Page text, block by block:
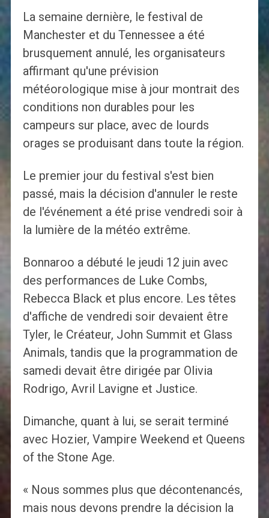
La semaine dernière, le festival de
Manchester et du Tennessee a été
brusquement annulé, les organisateurs
affirmant qu'une prévision
météorologique mise à jour montrait des
conditions non durables pour les
campeurs sur place, avec de lourds
orages se produisant dans toute la région.
Le premier jour du festival s'est bien
passé, mais la décision d'annuler le reste
de l'événement a été prise vendredi soir à
la lumière de la météo extrême.
Bonnaroo a débuté le jeudi 12 juin avec
des performances de Luke Combs,
Rebecca Black et plus encore. Les têtes
d'affiche de vendredi soir devaient être
Tyler, le Créateur, John Summit et Glass
Animals, tandis que la programmation de
samedi devait être dirigée par Olivia
Rodrigo, Avril Lavigne et Justice.
Dimanche, quant à lui, se serait terminé
avec Hozier, Vampire Weekend et Queens
of the Stone Age.
« Nous sommes plus que décontenancés,
mais nous devons prendre la décision la